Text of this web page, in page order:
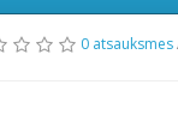
0 atsauksmes